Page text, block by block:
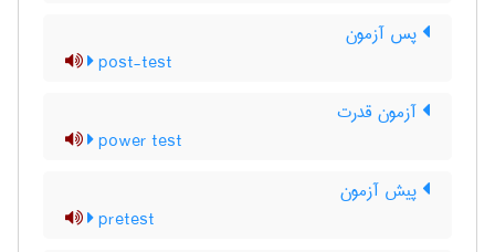
پس آزمون
post-test
آزمون قدرت
power test
پیش آزمون
pretest